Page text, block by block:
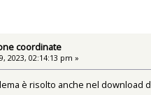
coordinate
2023, 02:14:13 pm »
è risolto anche nel download